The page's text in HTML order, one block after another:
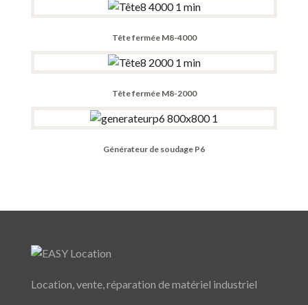
Tête fermée M8-4000
Tête fermée M8-2000
Générateur de soudage P6
Location, vente, réparation de matériel industriel